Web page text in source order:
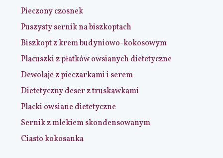
Pieczony czosnek
Puszysty sernik na biszkoptach
Biszkopt z krem budyniowo-kokosowym
Placuszki z płatków owsianych dietetyczne
Dewolaje z pieczarkami i serem
Dietetyczny deser z truskawkami
Placki owsiane dietetyczne
Sernik z mlekiem skondensowanym
Ciasto kokosanka